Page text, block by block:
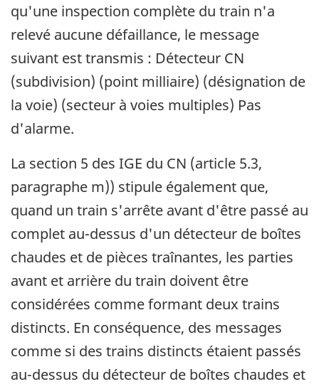
qu'une inspection complète du train n'a
relevé aucune défaillance, le message
suivant est transmis : Détecteur CN
(subdivision) (point milliaire) (désignation de
la voie) (secteur à voies multiples) Pas
d'alarme.
La section 5 des IGE du CN (article 5.3,
paragraphe m)) stipule également que,
quand un train s'arrête avant d'être passé au
complet au-dessus d'un détecteur de boîtes
chaudes et de pièces traînantes, les parties
avant et arrière du train doivent être
considérées comme formant deux trains
distincts. En conséquence, des messages
comme si des trains distincts étaient passés
au-dessus du détecteur de boîtes chaudes et